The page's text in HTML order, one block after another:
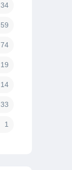
34
59
74
19
14
33
1